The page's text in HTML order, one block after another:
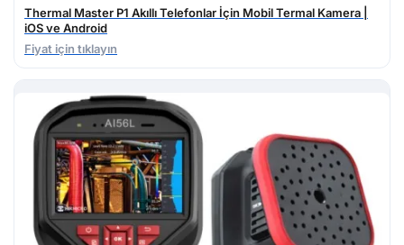
Thermal Master P1 Akıllı Telefonlar İçin Mobil Termal Kamera |
iOS ve Android
Fiyat için tıklayın